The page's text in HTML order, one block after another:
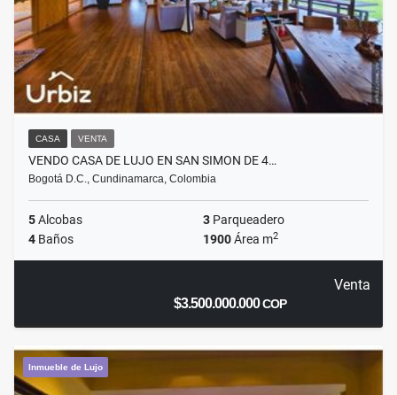
CASA VENTA
VENDO CASA DE LUJO EN SAN SIMON DE 4…
Bogotá D.C., Cundinamarca, Colombia
5Alcobas 3 Parqueadero
4 Baños 1900Área m2
Venta
$3.500.000.000COP
Inmueble de Lujo